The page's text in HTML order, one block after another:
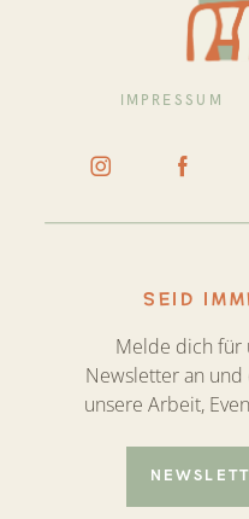
SEID
Melde dich für
Newsletter an
unsere Arbeit,
IMPRESSUM